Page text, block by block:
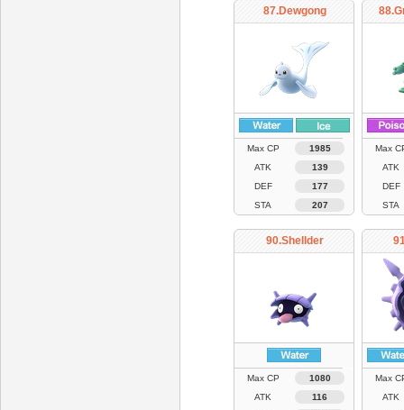
87.Dewgong
Max CP
1985
ATK
139
DEF
177
STA
207
Max
ATK
DEF
STA
90.Shellder
Max CP
1080
ATK
116
Max
ATK